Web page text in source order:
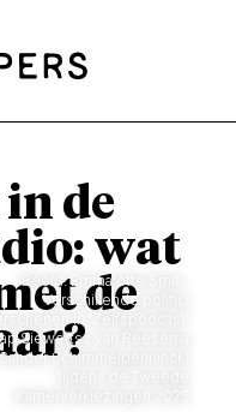
de
wat
de
Beeld: Emmalotte Smit -
Verschillende politici
in 'Zelfspodcast'
Siewertsz van Reesema
Schimmelpenninck)